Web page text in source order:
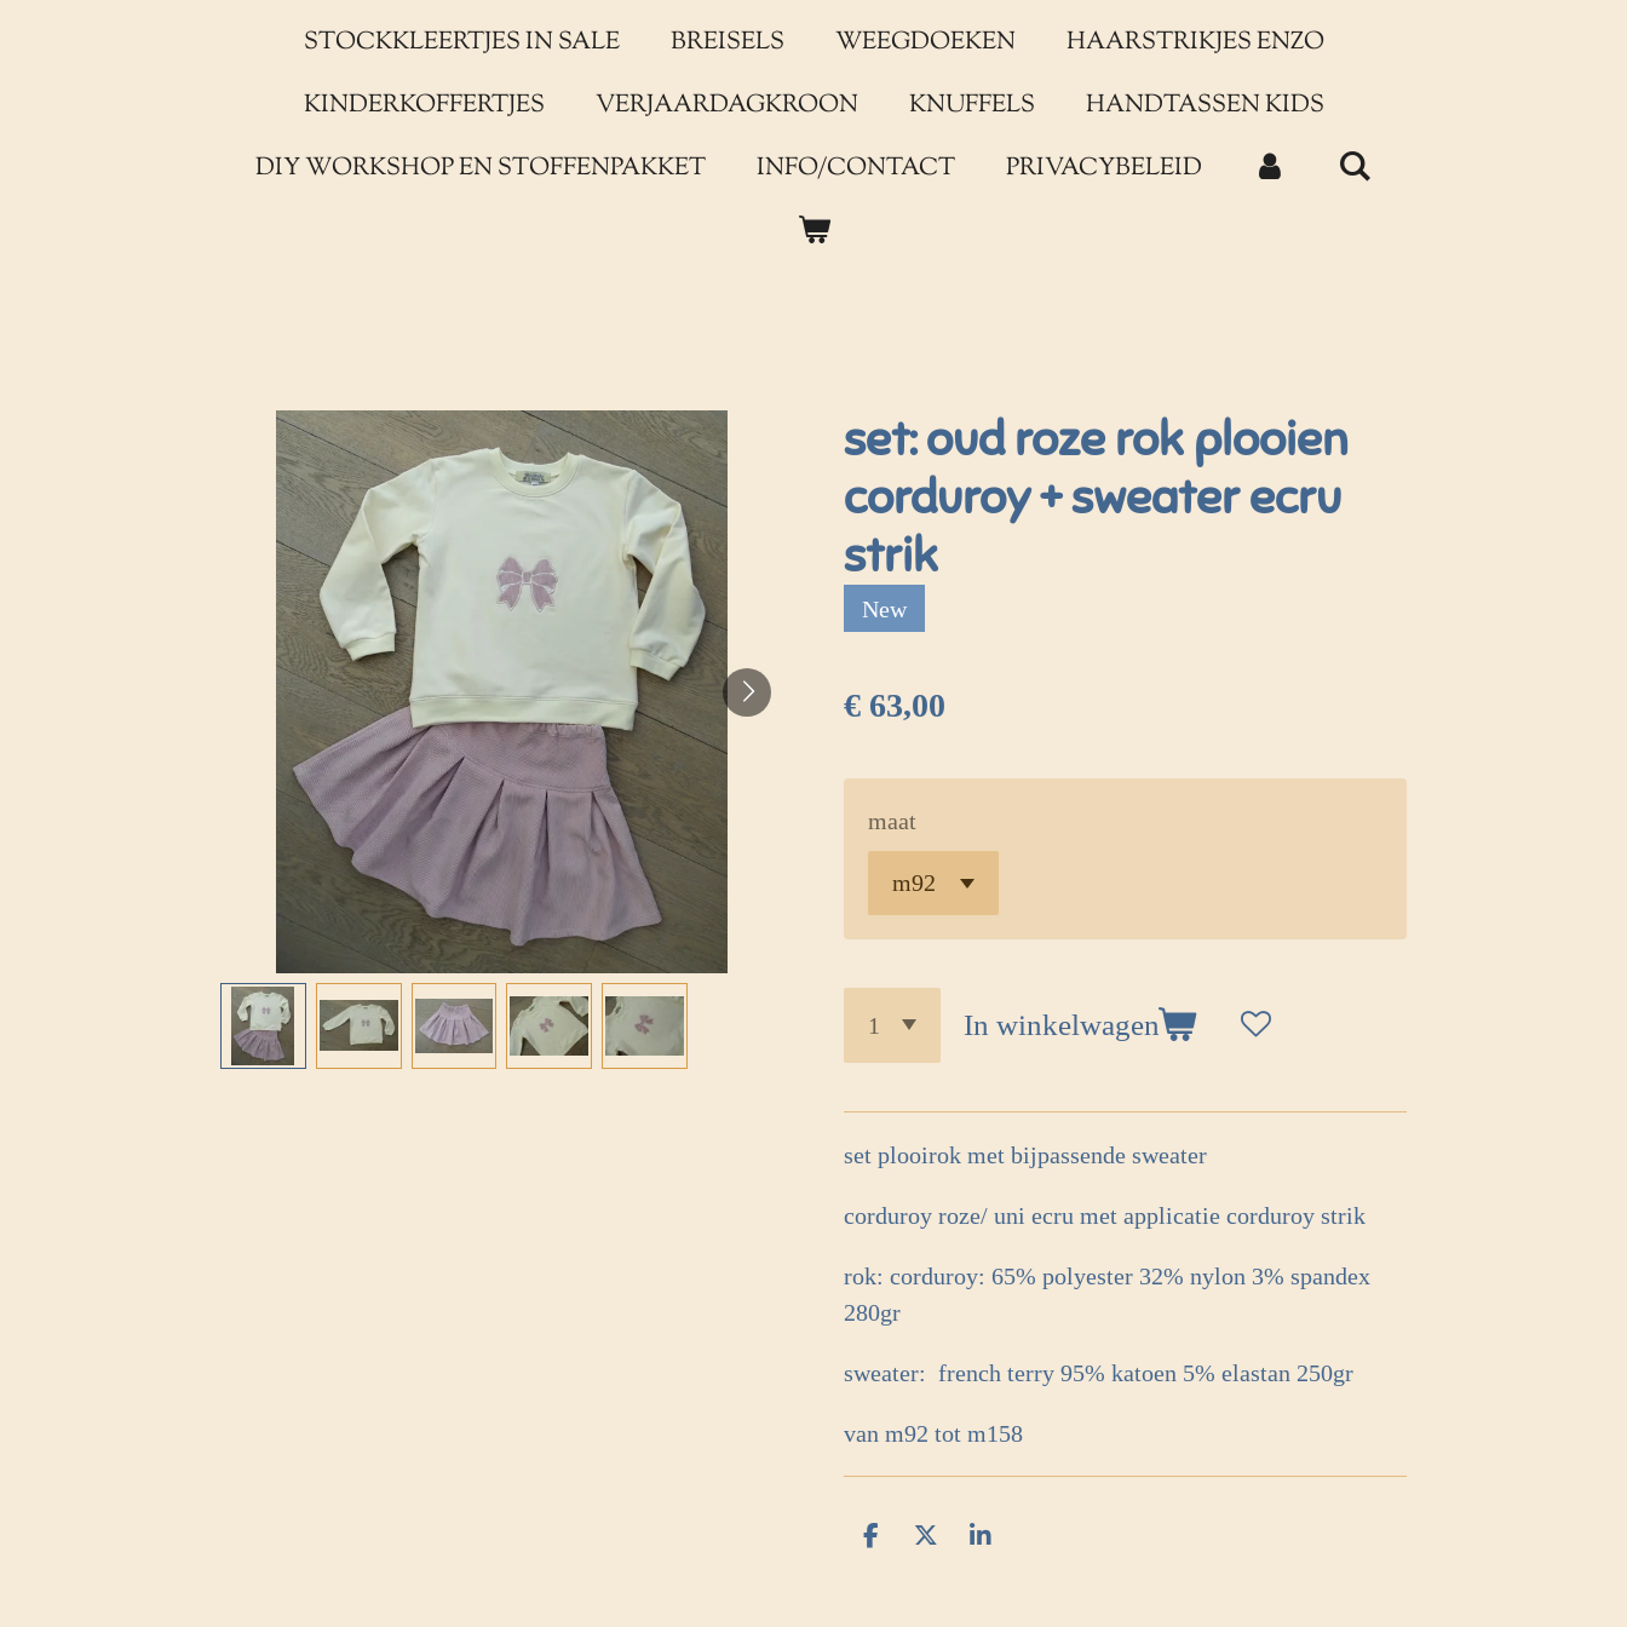
STOCKKLEERTJES IN SALE
BREISELS WEEGDOEKEN
HAARSTRIKJES ENZO
KINDERKOFFERTJES
VERJAARDAGKROON KNUFFELS
HANDTASSEN KIDS
DIY WORKSHOP EN STOFFENPAKKET
INFO/CONTACT PRIVACYBELEID
set: oud roze rok plooien
corduroy + sweater ecru
strik
New
€ 63,00
maat
In winkelwagen
set plooirok met bijpassende sweater
corduroy roze/ uni ecru met applicatie corduroy strik
rok: corduroy: 65% polyester 32% nylon 3% spandex
280gr
sweater: french terry 95% katoen 5% elastan 250gr
van m92 tot m158
D
D
S